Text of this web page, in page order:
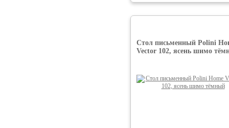
Стол письменный Polini
Vector 102, ясень шимо